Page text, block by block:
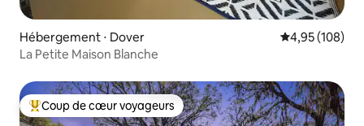
Hébergement ⋅ Dover Évaluation
4,95 (108)
La Petite Maison Blanche
Coups de cœur voyageurs les plus appréciés
Coup de cœur voyageurs